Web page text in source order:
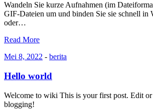
Wandeln Sie kurze Aufnahmen (im
GIF-Dateien um und binden Sie sie schnell in
oder…
Read More
Mei 8, 2022 - berita
Hello world
Welcome to wiki This is your first post. Edit or
blogging!